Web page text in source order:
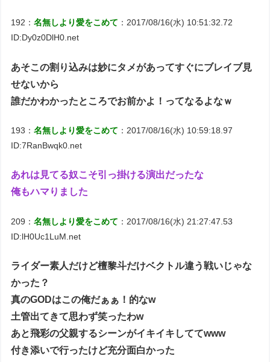
192：名無しより愛をこめて ：2017/08/16(水) 10:51:32.72
ID:Dy0z0DlH0.net
あそこの割り込みは妙にタメがあってすぐにブレイブ見
せないから
誰だかわかったところでお前かよ！ってなるよなｗ
193：名無しより愛をこめて ：2017/08/16(水) 10:59:18.97
ID:7RanBwqk0.net
あれは見てる奴こそ引っ掛ける演出だったな
俺もハマりました
209：名無しより愛をこめて ：2017/08/16(水) 21:27:47.53
ID:lH0Uc1LuM.net
ライダー素人だけど檀黎斗だけベクトル違う戦いじゃな
かった？
真のGODはこの俺だぁぁ！的なw
土管出てきて思わず笑ったわw
あと飛彩の父親するシーンがイキイキしててwww
付き添いで行ったけど充分面白かった